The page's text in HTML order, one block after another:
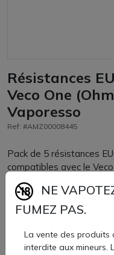
Résistances
Veco One
Vaporesso
Ref: #AMZ00008445
Pack de 5 résistances
compatibles avec le
Disponibles en 0.3 ohm
Quantité
NE
FUMEZ PAS.
La vente des
interdite aux mineurs.